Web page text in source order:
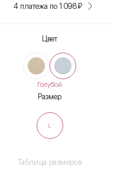
4 платежа по 1 098₽
Цвет
Голубой
Размер
Таблица размеров
L